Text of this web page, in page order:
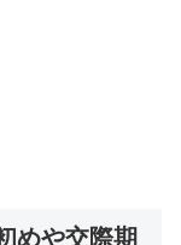
めや交際期